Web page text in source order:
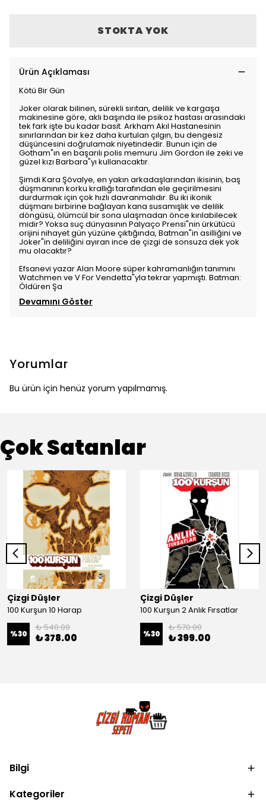
STOKTA YOK
Ürün Açıklaması
Kötü Bir Gün
Joker olarak bilinen, sürekli sırıtan, delilik ve kargaşa
makinesine göre, aklı başında ile psikoz hastası arasındaki
tek fark işte bu kadar basit. Arkham Akıl Hastanesinin
sınırlarından bir kez daha kurtulan çılgın, bu dengesiz
düşüncesini doğrulamak niyetindedir. Bunun için de
Gotham"ın en başarılı polis memuru Jim Gordon ile zeki ve
güzel kızı Barbara"yı kullanacaktır.
Şimdi Kara Şövalye, en yakın arkadaşlarından ikisinin, baş
düşmanının korku krallığı tarafından ele geçirilmesini
durdurmak için çok hızlı davranmalıdır. Bu iki ikonik
düşmanı birbirine bağlayan kana susamışlık ve delilik
döngüsü, ölümcül bir sona ulaşmadan önce kırılabilecek
midir? Yoksa suç dünyasının Palyaço Prensi"nin ürkütücü
orijini nihayet gün yüzüne çıktığında, Batman"in asilliğini ve
Joker"in deliliğini ayıran ince de çizgi de sonsuza dek yok
mu olacaktır?
Efsanevi yazar Alan Moore süper kahramanlığın tanımını
Watchmen ve V For Vendetta"yla tekrar yapmıştı. Batman:
Öldüren Şa
Devamını Göster
Yorumlar
Bu ürün için henüz yorum yapılmamış.
Çok Satanlar
Çizgi Düşler
100 Kurşun 10 Harap
%30
₺ 540.00
₺ 378.00
Çizgi Düşler
100 Kurşun 2 Anlık Fırsatlar
%30
₺ 570.00
₺ 399.00
Bilgi
Kategoriler